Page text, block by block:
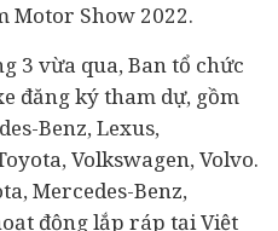
Motor Show 2022.
3 vừa qua, Ban tổ chức
đăng ký tham dự, gồm
Benz, Lexus,
Volkswagen, Volvo.
Mercedes-Benz,
động lắp ráp tại Việt